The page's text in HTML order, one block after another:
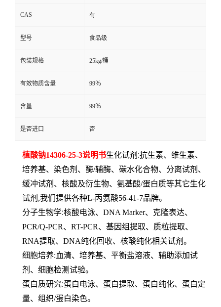
CAS 有
型号 食品级
包装规格 25kg/桶
有效物质含量 99％
含量 99％
是否进口 否
植酸钠14306-25-3说明书生化试剂:抗生素、维生素、
培养基、染色剂、酶/辅酶、碳水化合物、分离试剂、
缓冲试剂、核酸及衍生物、氨基酸/蛋白质等其它生化
试剂,我们提供各种L-丙氨酸56-41-7品牌。
分子生物学:核酸电泳、 DNA Marker、克隆表达、
PCR/Q-PCR、RT-PCR、基因组提取、质粒提取、
RNA提取、DNA纯化回收、核酸纯化相关试剂。
细胞培养:血清、培养基、平衡盐溶液、辅助添加试
剂、细胞检测试验。
蛋白质研究:蛋白电泳、蛋白提取、蛋白纯化、蛋白定
量、组织/蛋白染色。